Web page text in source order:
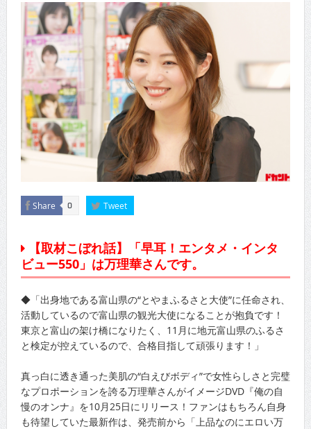
CINEMA×STYLE 286号
CINEMA×STYLE 285号
CINEMA×STYLE 294号
Share 0 Tweet
【取材こぼれ話】「早耳！エンタメ・インタ
ビュー550」は万理華さんです。
◆「出身地である富山県の“とやまふるさと大使”に任命され、
活動しているので富山県の観光大使になることが抱負です！
東京と富山の架け橋になりたく、11月に地元富山県のふるさ
と検定が控えているので、合格目指して頑張ります！」
真っ白に透き通った美肌の“白えびボディ”で女性らしさと完璧
なプロポーションを誇る万理華さんがイメージDVD『俺の自
慢のオンナ』を10月25日にリリース！ファンはもちろん自身
も待望していた最新作は、発売前から「上品なのにエロい万